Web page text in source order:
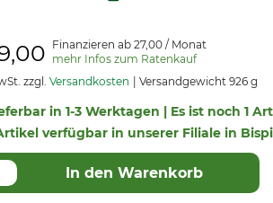
Finanzieren ab 27,00 / Monat
mehr Infos zum Ratenkauf
zzgl. Versandkosten Versandgewicht 926 g
in 1-3 Werktagen | Es ist noch 1
verfügbar in unserer Filiale in
In den Warenkorb